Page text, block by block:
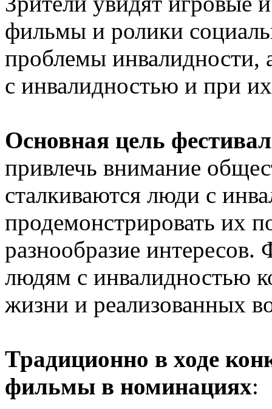
фильмы и ролики
проблемы инвалидности,
с инвалидностью и при
Основная цель
привлечь внимание
сталкиваются люди с
продемонстрировать их
разнообразие интересов.
людям с инвалидностью
жизни и реализованных
Традиционно в ходе
фильмы в номинациях: